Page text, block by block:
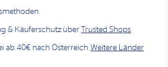
& Käuferschutz über Trusted Shops
ab 40€ nach Österreich.Weitere Länder